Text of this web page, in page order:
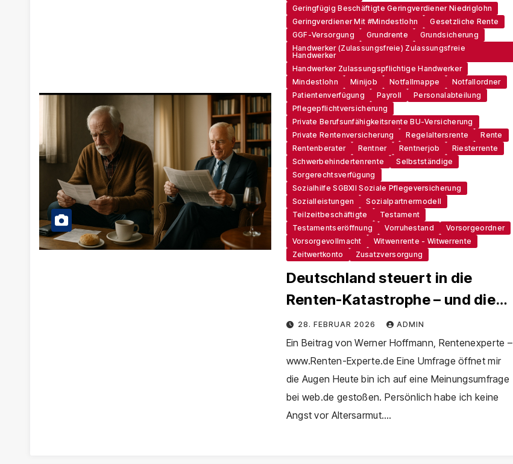
Geringfügig Beschäftigte Geringverdiener Niedriglohn
Geringverdiener Mit #Mindestlohn
Gesetzliche Rente
GGF-Versorgung
Grundrente
Grundsicherung
Handwerker (zulassungsfreie) Zulassungsfreie
Handwerker
Handwerker Zulassungspflichtige Handwerker
Mindestlohn
Minijob Notfallmappe
Notfallordner
Patientenverfügung
Payroll
Personalabteilung
Pflegepflichtversicherung
Private Berufsunfähigkeitsrente BU-Versicherung
Private Rentenversicherung
Regelaltersrente
Rente
Rentenberater
Rentner Rentnerjob
Riesterrente
Schwerbehindertenrente
Selbstständige
Sorgerechtsverfügung
Sozialhilfe SGBXII Soziale Pflegeversicherung
Sozialleistungen
Sozialpartnermodell
Teilzeitbeschäftigte
Testament
Testamentseröffnung
Vorruhestand
Vorsorgeordner
Vorsorgevollmacht
Witwenrente - Witwerrente
Zeitwertkonto
Zusatzversorgung
Deutschland steuert in die
Renten-Katastrophe – und die
Politik schaut zu
28. FEBRUAR 2026 ADMIN
Ein Beitrag von Werner Hoffmann, Rentenexperte –
www.Renten-Experte.de Eine Umfrage öffnet mir
die Augen Heute bin ich auf eine Meinungsumfrage
bei web.de gestoßen. Persönlich habe ich keine
Angst vor Altersarmut.…